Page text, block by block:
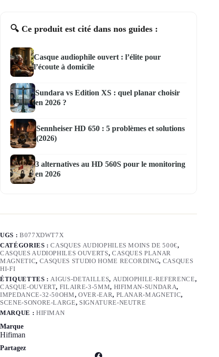
🔍 Ce produit est cité dans nos guides :
Casque audiophile ouvert : l’élite pour
l’écoute à domicile
Sundara vs Edition XS : quel planar choisir
en 2026 ?
Sennheiser HD 650 : 5 problèmes et solutions
(2026)
3 alternatives au HD 560S pour le monitoring
en 2026
UGS : B077XDWT7X
CATÉGORIES :CASQUES AUDIOPHILES MOINS DE 500€,
CASQUES AUDIOPHILES OUVERTS, CASQUES PLANAR
MAGNETIC, CASQUES STUDIO HOME RECORDING, CASQUES
HI-FI
ÉTIQUETTES : AIGUS-DETAILLES, AUDIOPHILE-REFERENCE,
CASQUE-OUVERT, FILAIRE-3-5MM, HIFIMAN-SUNDARA,
IMPEDANCE-32-50OHM,OVER-EAR, PLANAR-MAGNETIC,
SCENE-SONORE-LARGE, SIGNATURE-NEUTRE
MARQUE : HIFIMAN
Marque
Hifiman
Partagez